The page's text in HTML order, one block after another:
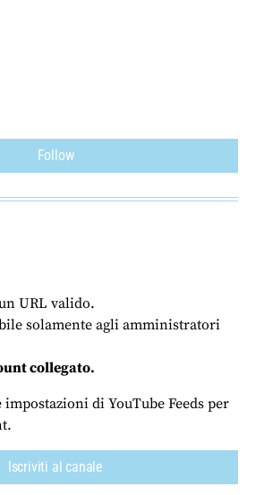
Follow
URL valido.
solamente agli amministratori
collegato.
di YouTube Feeds per
Iscriviti al canale